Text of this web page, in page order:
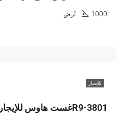
1000 أرض
للإيجار